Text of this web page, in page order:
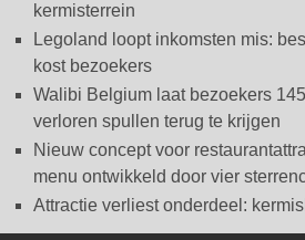
kermisterrein
Legoland loopt inkomsten mis:
kost bezoekers
Walibi Belgium laat bezoekers
verloren spullen terug te krijgen
Nieuw concept voor
menu ontwikkeld door vier
Attractie verliest onderdeel: